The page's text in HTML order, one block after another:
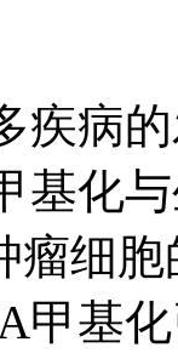
疾病
基化
瘤细
甲基